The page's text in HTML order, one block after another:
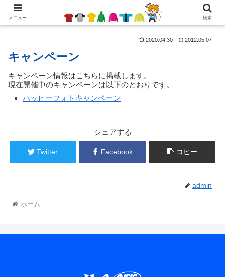
2020.04.30 2012.05.07
キャンペーン
キャンペーン情報はこちらに掲載します。
現在開催中のキャンペーンは以下のとおりです。
ハッピーフォトキャンペーン
シェアする
Twitter Facebook コピー
admin
ホーム
メニュー 検索